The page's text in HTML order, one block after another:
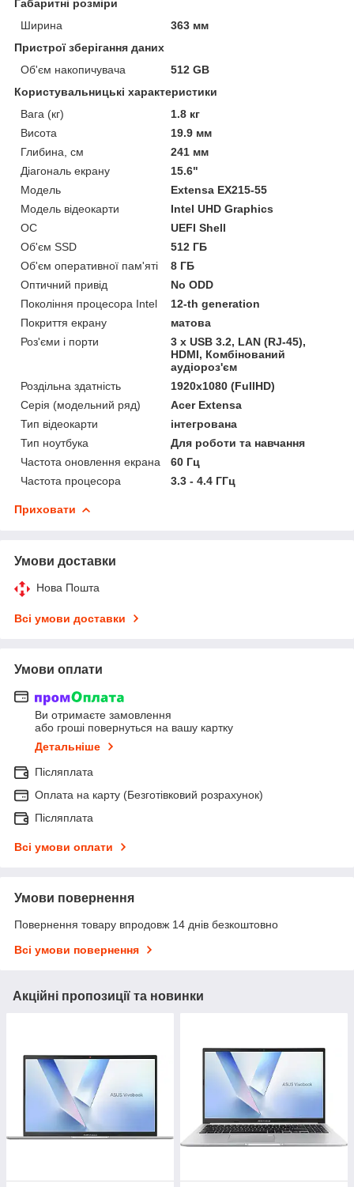
Габаритні розміри
Ширина
363 мм
Пристрої зберігання даних
Об'єм накопичувача
512 GB
Користувальницькі характеристики
Вага (кг)
1.8 кг
Висота
19.9 мм
Глибина, см
241 мм
Діагональ екрану
15.6"
Мoдель
Extensa EX215-55
Модель відеокарти
Intel UHD Graphics
ОС
UEFI Shell
Об'єм SSD
512 ГБ
Об'єм оперативної пам'яті
8 ГБ
Оптичний привід
No ODD
Покоління процесора Intel
12-th generation
Покриття екрану
матова
Роз'єми і порти
3 х USB 3.2, LAN (RJ-45),
HDMI, Комбінований
аудіороз'єм
Роздільна здатність
1920х1080 (FullHD)
Серія (модельний ряд)
Acer Extensa
Тип відеокарти
інтегрована
Тип ноутбука
Для роботи та навчання
Частота оновлення екрана
60 Гц
Частота процесора
3.3 - 4.4 ГГц
Приховати
Умови доставки
Нова Пошта
Всі умови доставки
Умови оплати
Ви отримаєте замовлення
або гроші повернуться на вашу картку
Детальніше
Післяплата
Оплата на карту (Безготівковий розрахунок)
Післяплата
Всі умови оплати
Умови повернення
Повернення товару впродовж 14 днів безкоштовно
Всі умови повернення
Акційні пропозиції та новинки